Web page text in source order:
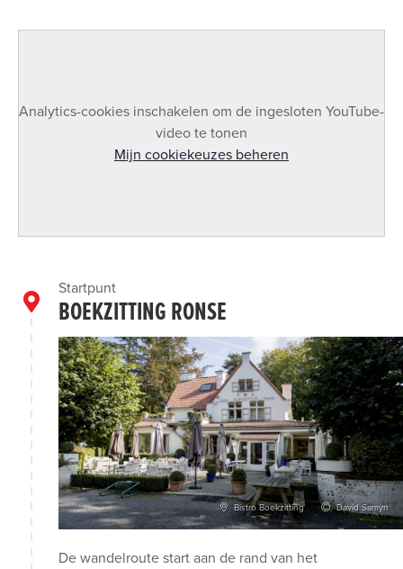
Analytics-cookies inschakelen om de ingesloten YouTube-
video te tonen
Mijn cookiekeuzes beheren
Startpunt
BOEKZITTING RONSE
Bistro Boekzitting David Samyn
De wandelroute start aan de rand van het